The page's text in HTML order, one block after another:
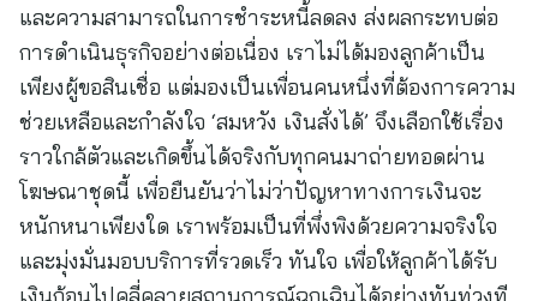
และความสามารถในการชำระหนี้ลดลง ส่งผลกระทบต่อ
การดำเนินธุรกิจอย่างต่อเนื่อง เราไม่ได้มองลูกค้าเป็น
เพียงผู้ขอสินเชื่อ แต่มองเป็นเพื่อนคนหนึ่งที่ต้องการความ
ช่วยเหลือและกำลังใจ ‘สมหวัง เงินสั่งได้’ จึงเลือกใช้เรื่อง
ราวใกล้ตัวและเกิดขึ้นได้จริงกับทุกคนมาถ่ายทอดผ่าน
โฆษณาชุดนี้ เพื่อยืนยันว่าไม่ว่าปัญหาทางการเงินจะ
หนักหนาเพียงใด เราพร้อมเป็นที่พึ่งพิงด้วยความจริงใจ
และมุ่งมั่นมอบบริการที่รวดเร็ว ทันใจ เพื่อให้ลูกค้าได้รับ